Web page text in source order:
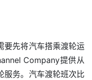
要先将汽车搭乘渡轮运
Company提供从
服务。汽车渡轮班次比